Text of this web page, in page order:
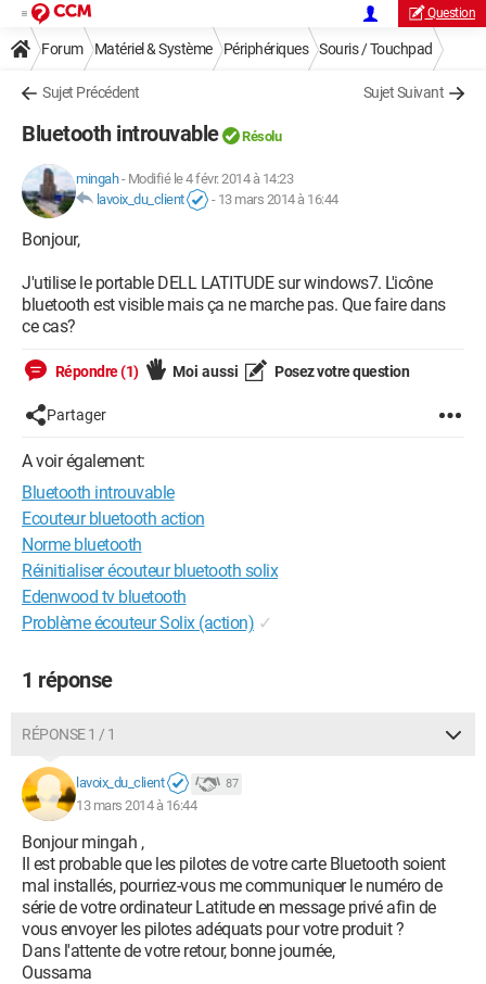
Question
Forum Matériel & Système Périphériques Souris / Touchpad
Sujet Précédent Sujet Suivant
Bluetooth introuvable Résolu
mingah- Modifié le 4 févr. 2014 à 14:23
lavoix_du_client
- 13 mars 2014 à 16:44
Bonjour,
J'utilise le portable DELL LATITUDE sur windows7. L'icône
bluetooth est visible mais ça ne marche pas. Que faire dans
ce cas?
Répondre (1) Moi aussi Posez votre question
Partager
A voir également:
Bluetooth introuvable
Ecouteur bluetooth action
Norme bluetooth
Réinitialiser écouteur bluetooth solix
Edenwood tv bluetooth
Problème écouteur Solix (action) ✓
1 réponse
RÉPONSE 1 / 1
lavoix_du_client 87
13 mars 2014 à 16:44
Bonjour mingah ,
Il est probable que les pilotes de votre carte Bluetooth soient
mal installés, pourriez-vous me communiquer le numéro de
série de votre ordinateur Latitude en message privé afin de
vous envoyer les pilotes adéquats pour votre produit ?
Dans l'attente de votre retour, bonne journée,
Oussama